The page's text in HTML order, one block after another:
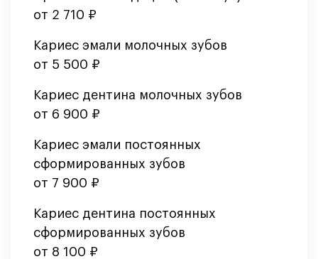
от 2 710 ₽
Кариес эмали молочных зубов
от 5 500 ₽
Кариес дентина молочных зубов
от 6 900 ₽
Кариес эмали постоянных
сформированных зубов
от 7 900 ₽
Кариес дентина постоянных
сформированных зубов
от 8 100 ₽